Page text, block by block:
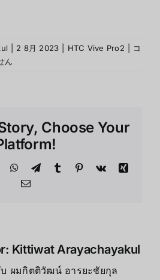
2 8月 2023 HTC Vive Pro2
HTC
コ
ん
Choose Your
WhatsApp
TelegramTumblr Pinterest
Vk
Xing
Email
Kittiwat Arayachayakul
ผมกิตติวัฒน์ อารยะชัยกุล